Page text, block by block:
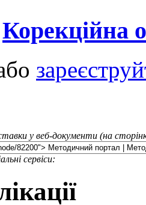
Корекційна
у веб-документи (на
сервіси: